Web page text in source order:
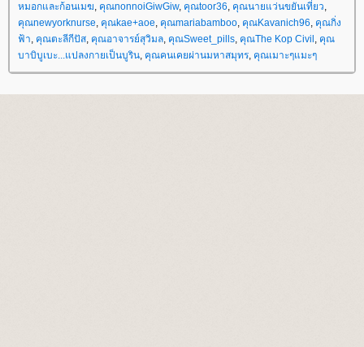
หมอกและก้อนเมฆ, คุณnonnoiGiwGiw, คุณtoor36, คุณนายแว่นขยันเที่ยว,
คุณnewyorknurse, คุณkae+aoe, คุณmariabamboo, คุณKavanich96, คุณกิ่ง
ฟ้า, คุณตะลีกีปัส, คุณอาจารย์สุวิมล, คุณSweet_pills, คุณThe Kop Civil, คุณ
บาบิบูเบะ...แปลงกายเป็นบูริน, คุณคนเคยผ่านมหาสมุทร, คุณเมาะๆแมะๆ